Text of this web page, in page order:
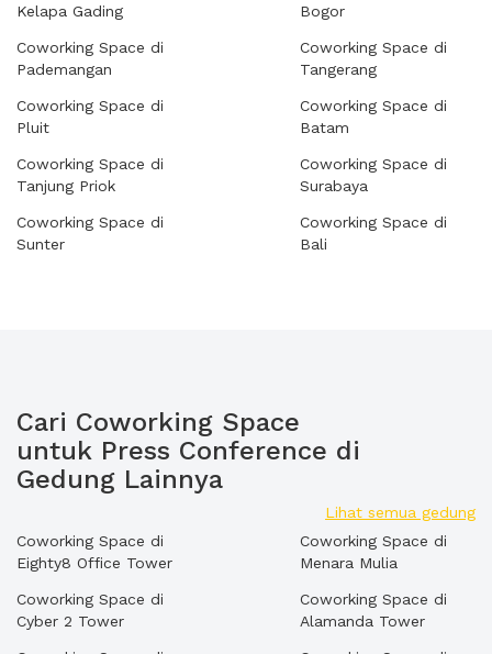
Kelapa Gading
Coworking Space di
Pademangan
Coworking Space di
Pluit
Coworking Space di
Tanjung Priok
Coworking Space di
Sunter
Bogor
Coworking Space di
Tangerang
Coworking Space di
Batam
Coworking Space di
Surabaya
Coworking Space di
Bali
Cari Coworking Space
untuk Press Conference di
Gedung Lainnya
Lihat semua gedung
Coworking Space di
Eighty8 Office Tower
Coworking Space di
Cyber 2 Tower
Coworking Space di
Menara Mulia
Coworking Space di
Alamanda Tower